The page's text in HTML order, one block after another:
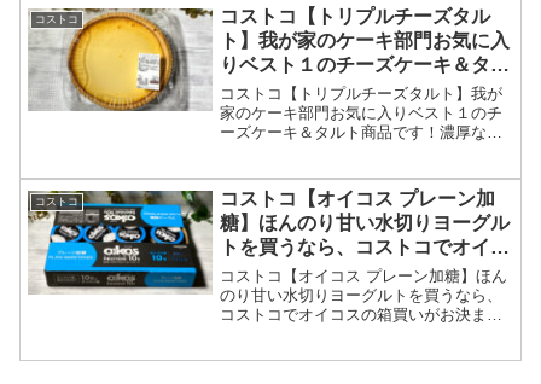
コストコ
コストコ【トリプルチーズタル
ト】我が家のケーキ部門お気に入
りベスト１のチーズケーキ＆タル
ト商品です！
コストコ【トリプルチーズタルト】我が
家のケーキ部門お気に入りベスト１のチ
ーズケーキ＆タルト商品です！濃厚なチ
コストコ
コストコ【オイコス プレーン加
糖】ほんのり甘い水切りヨーグル
トを買うなら、コストコでオイコ
スの箱買いがお決まり！
コストコ【オイコス プレーン加糖】ほん
のり甘い水切りヨーグルトを買うなら、
コストコでオイコスの箱買いがお決ま